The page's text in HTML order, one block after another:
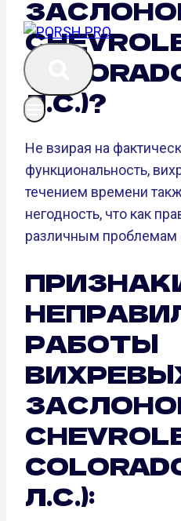
Л.С.)?
Не взирая на
функциональность,
течением времени
негодность, что как
различным проблемам
РАБОТЫ
Л.С.):